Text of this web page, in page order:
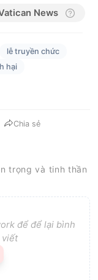
News
lễ truyền chức
hại
Chia sẻ
trọng và tinh thần
để để lại bình
viết